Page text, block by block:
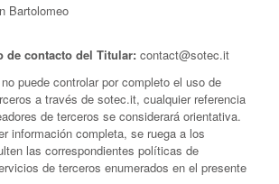
Bartolomeo
de contacto del Titular: contact@sotec.it
puede controlar por completo el uso de
a través de sotec.it, cualquier referencia
de terceros se considerará orientativa.
información completa, se ruega a los
las correspondientes políticas de
de terceros enumerados en el presente